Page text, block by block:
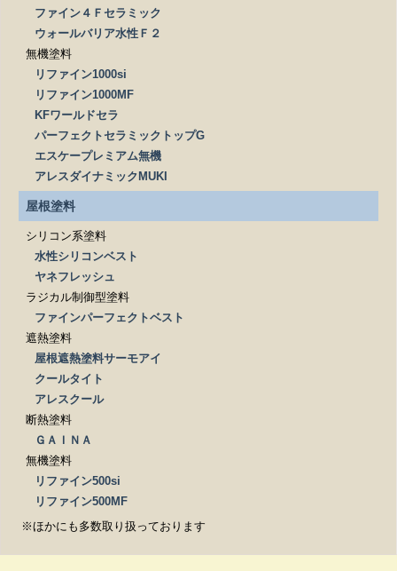
ファイン４Ｆセラミック
ウォールバリア水性Ｆ２
無機塗料
リファイン1000si
リファイン1000MF
KFワールドセラ
パーフェクトセラミックトップG
エスケープレミアム無機
アレスダイナミックMUKI
屋根塗料
シリコン系塗料
水性シリコンベスト
ヤネフレッシュ
ラジカル制御型塗料
ファインパーフェクトベスト
遮熱塗料
屋根遮熱塗料サーモアイ
クールタイト
アレスクール
断熱塗料
ＧＡＩＮＡ
無機塗料
リファイン500si
リファイン500MF
※ほかにも多数取り扱っております